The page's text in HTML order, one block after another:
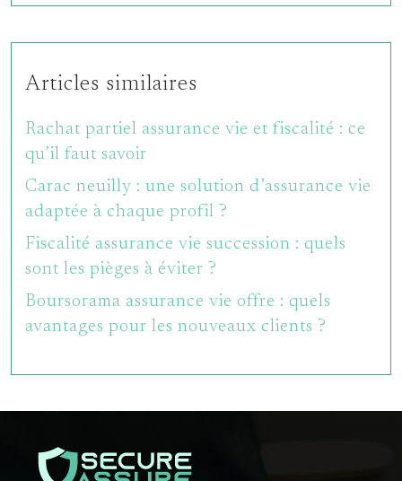
Articles similaires
Rachat partiel assurance vie et fiscalité : ce
qu’il faut savoir
Carac neuilly : une solution d’assurance vie
adaptée à chaque profil ?
Fiscalité assurance vie succession : quels
sont les pièges à éviter ?
Boursorama assurance vie offre : quels
avantages pour les nouveaux clients ?